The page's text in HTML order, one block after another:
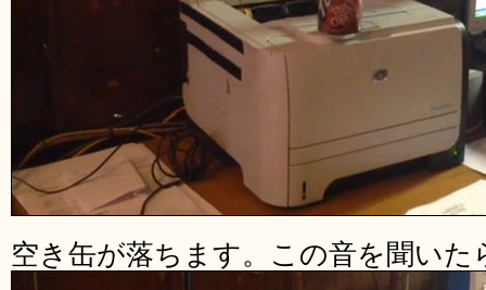
空き缶が落ちます。この音を聞いた